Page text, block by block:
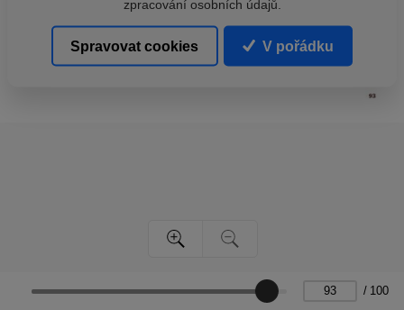
/ 100
zpracování osobních údajů.
Spravovat cookies V pořádku